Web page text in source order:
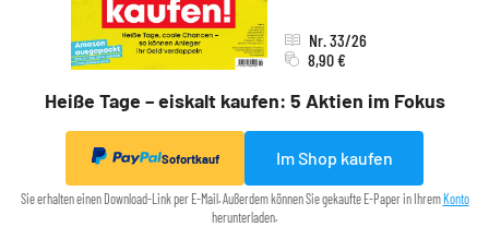
Heiße Tage – eiskalt kaufen: 5 Aktien im Fokus
Nr. 33/26
8,90 €
Sofortkauf Im Shop kaufen
Sie erhalten einen Download-Link per E-Mail. Außerdem können Sie gekaufte E-Paper in Ihrem Konto
herunterladen.